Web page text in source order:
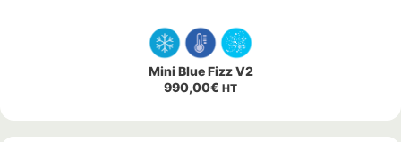
Mini Blue Fizz V2
990,00€ HT